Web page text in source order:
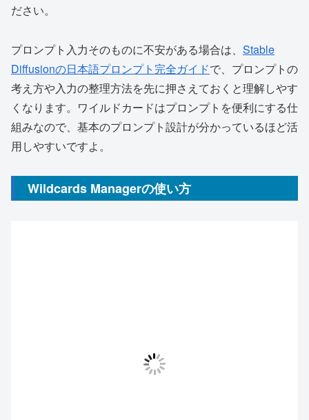
ださい。
プロンプト入力そのものに不安がある場合は、 Stable
Diffusionの日本語プロンプト完全ガイドで、プロンプトの
考え方や入力の整理方法を先に押さえておくと理解しやす
くなります。ワイルドカードはプロンプトを便利にする仕
組みなので、基本のプロンプト設計が分かっているほど活
用しやすいですよ。
Wildcards Managerの使い方